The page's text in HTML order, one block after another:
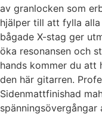
av granlocken som
hjälper till att fylla
bågade X-stag ger
öka resonansen och
hands kommer du
den här gitarren.
Sidenmattfinishad